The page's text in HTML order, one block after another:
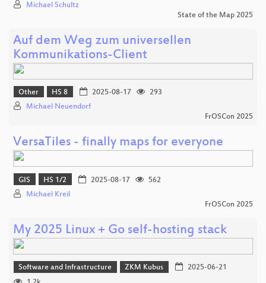
Michael Schultz
State of the Map 2025
Auf dem Weg zum universellen
Kommunikations-Client
Other HS 8 2025-08-17
293
Michael Neuendorf
FrOSCon 2025
VersaTiles - finally maps for everyone
GIS HS 1/2 2025-08-17
562
Michael Kreil
FrOSCon 2025
My 2025 Linux + Go self-hosting stack
Software and Infrastructure ZKM Kubus
2025-06-21